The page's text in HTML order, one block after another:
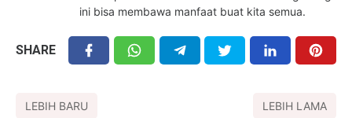
ini bisa membawa manfaat buat kita semua.
SHARE
LEBIH BARU LEBIH LAMA